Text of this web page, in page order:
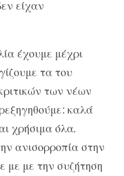
είχαν
έχουμε μέχρι
τα του
των νέων
καλά
χρήσιμα όλα.
ανισορροπία στην
με με την συζήτηση